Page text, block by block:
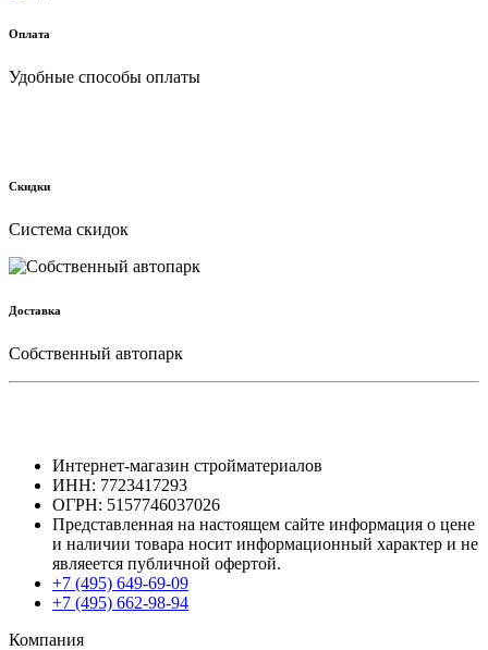
Оплата
Удобные способы оплаты
Скидки
Cистема скидок
Доставка
Собственный автопарк
Интернет-магазин стройматериалов
ИНН: 7723417293
ОГРН: 5157746037026
Представленная на настоящем сайте информация о цене
и наличии товара носит информационный характер и не
являеется публичной офертой.
+7 (495) 649-69-09
+7 (495) 662-98-94
Компания